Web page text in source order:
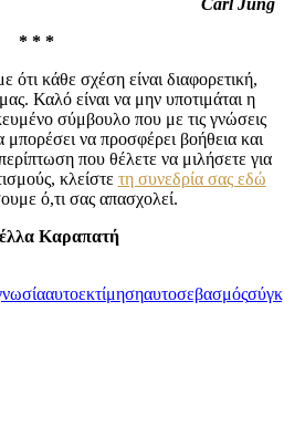
* * *
ότι κάθε σχέση είναι διαφορετική,
Καλό είναι να μην υποτιμάται η
σύμβουλο που με τις γνώσεις
μπορέσει να προσφέρει βοήθεια και
που θέλετε να μιλήσετε για
κλείστε τη συνεδρία σας εδώ
ό,τι σας απασχολεί.
Καραπατή
αυτοεκτίμησηαυτοσεβασμός